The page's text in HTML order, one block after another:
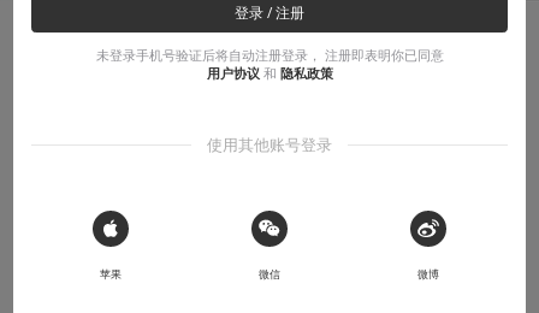
汇合
本文系用户投稿，不代表机核网观点
登录 / 注册
未登录手机号验证后将自动注册登录， 注册即表明你已同意
用户协议 和 隐私政策
使用其他账号登录
 Sign in with Apple
苹果 微信 微博